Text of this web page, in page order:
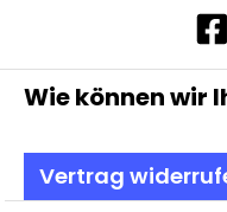
Wie können wir
Vertrag